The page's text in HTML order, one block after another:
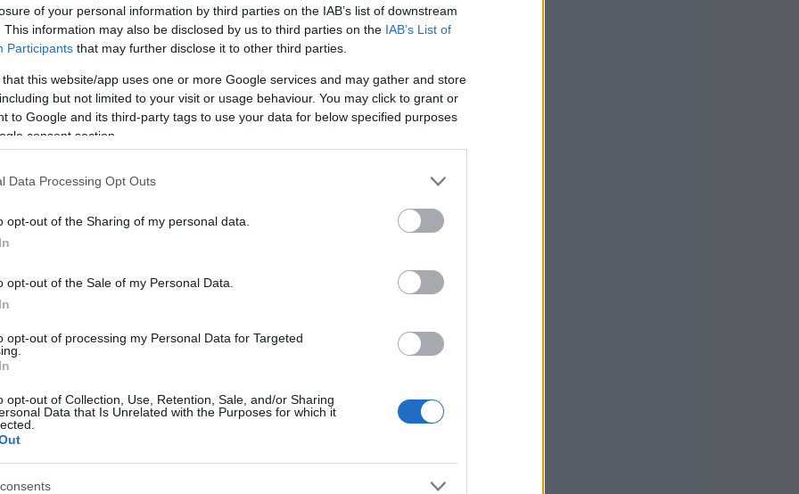
of your personal information by third parties on the IAB’s list of downstream
This information may also be disclosed by us to third parties on the IAB’s List of
Participants that may further disclose it to other third parties.
that this website/app uses one or more Google services and may gather and store
but not limited to your visit or usage behaviour. You may click to grant or
to Google and its third-party tags to use your data for below specified purposes
consent section.
Data Processing Opt Outs
opt-out of the Sharing of my personal data.
opt-out of the Sale of my Personal Data.
opt-out of processing my Personal Data for Targeted
opt-out of Collection, Use, Retention, Sale, and/or Sharing
Data that Is Unrelated with the Purposes for which it
composte che guardano sia alla tutela della
delle aggressioni e il miglioramento
Tuttavia, su diversi punti rimangono
da chiarire.